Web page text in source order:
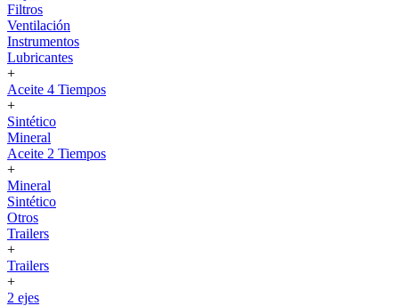
Filtros
Ventilación
Instrumentos
Lubricantes
+
Aceite 4 Tiempos
+
Sintético
Mineral
Aceite 2 Tiempos
+
Mineral
Sintético
Otros
Trailers
+
Trailers
+
2 ejes